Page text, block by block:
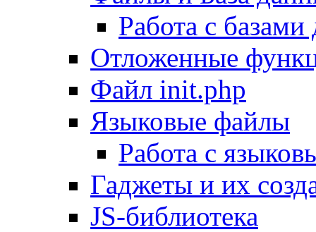
Работа с
Отложенные
Файл init.php
Языковые файлы
Работа с
Гаджеты и их
JS-библиотека